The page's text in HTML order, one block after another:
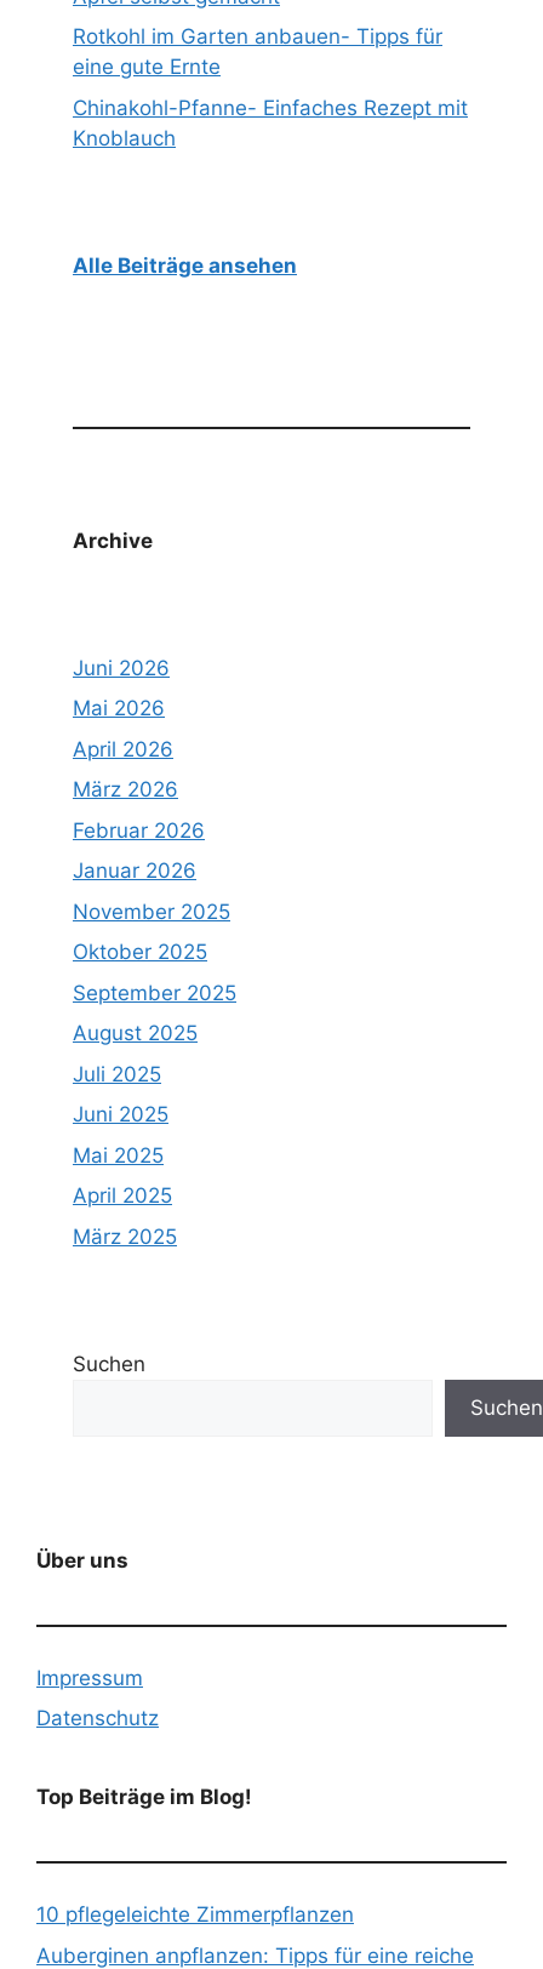
Rotkohl im Garten anbauen- Tipps für
eine gute Ernte
Chinakohl-Pfanne- Einfaches Rezept mit
Knoblauch
Alle Beiträge ansehen
Archive
Juni 2026
Mai 2026
April 2026
März 2026
Februar 2026
Januar 2026
November 2025
Oktober 2025
September 2025
August 2025
Juli 2025
Juni 2025
Mai 2025
April 2025
März 2025
Suchen
Suchen
Über uns
Impressum
Datenschutz
Top Beiträge im Blog!
10 pflegeleichte Zimmerpflanzen
Auberginen anpflanzen: Tipps für eine reiche